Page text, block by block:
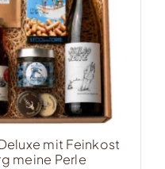
mit Feinkost
meine Perle